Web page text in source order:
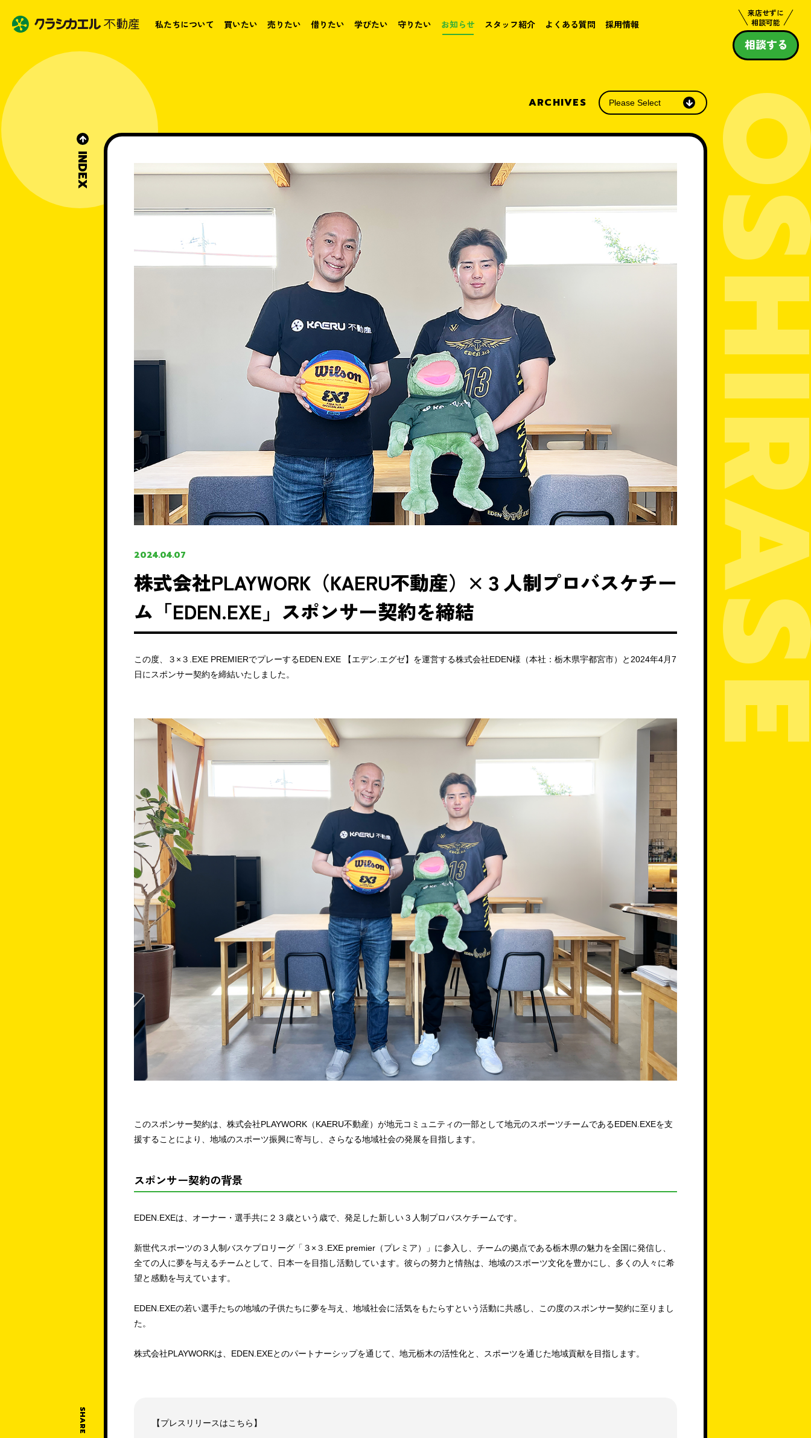
私たちについて 買いたい 売りたい 借りたい 学びたい 守りたい お知らせ スタッフ紹介 よくある質問 採用情報
来店せずに
相談可能
相談する
ARCHIVES
2024.04.07
株式会社PLAYWORK（KAERU不動産）×３人制プロバスケチー
ム「EDEN.EXE」スポンサー契約を締結
この度、３×３.EXE PREMIERでプレーするEDEN.EXE 【エデン.エグゼ】を運営する株式会社EDEN様（本社：栃木県宇都宮市）と2024年4月7
日にスポンサー契約を締結いたしました。
このスポンサー契約は、株式会社PLAYWORK（KAERU不動産）が地元コミュニティの一部として地元のスポーツチームであるEDEN.EXEを支
援することにより、地域のスポーツ振興に寄与し、さらなる地域社会の発展を目指します。
スポンサー契約の背景
EDEN.EXEは、オーナー・選手共に２３歳という歳で、発足した新しい３人制プロバスケチームです。
新世代スポーツの３人制バスケプロリーグ「３×３.EXE premier（プレミア）」に参入し、チームの拠点である栃木県の魅力を全国に発信し、
全ての人に夢を与えるチームとして、日本一を目指し活動しています。彼らの努力と情熱は、地域のスポーツ文化を豊かにし、多くの人々に希
望と感動を与えています。
EDEN.EXEの若い選手たちの地域の子供たちに夢を与え、地域社会に活気をもたらすという活動に共感し、この度のスポンサー契約に至りまし
た。
株式会社PLAYWORKは、EDEN.EXEとのパートナーシップを通じて、地元栃木の活性化と、スポーツを通じた地域貢献を目指します。
【プレスリリースはこちら】
INDEX
SHARE